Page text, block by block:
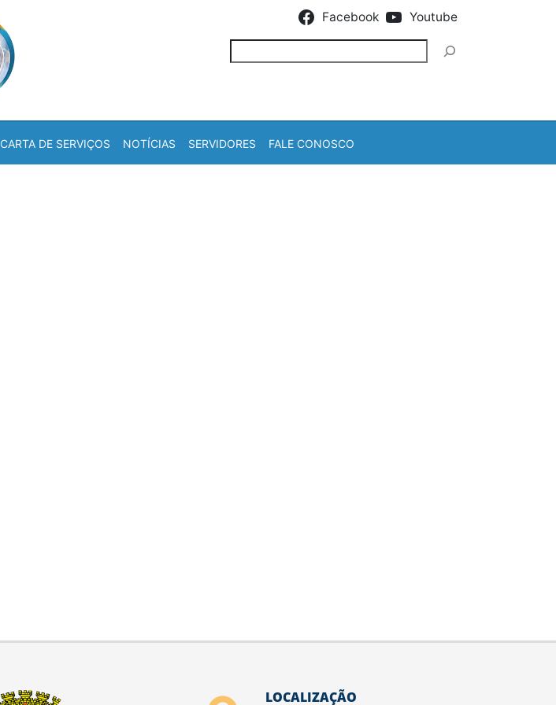
Facebook Youtube
CARTA DE SERVIÇOS NOTÍCIAS SERVIDORES FALE CONOSCO
LOCALIZAÇÃO